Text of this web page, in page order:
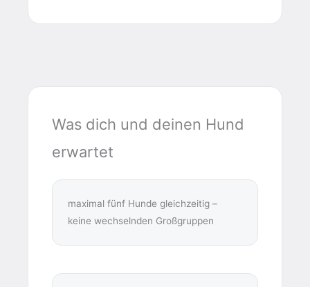
Was dich und deinen Hund
erwartet
maximal fünf Hunde gleichzeitig –
keine wechselnden Großgruppen